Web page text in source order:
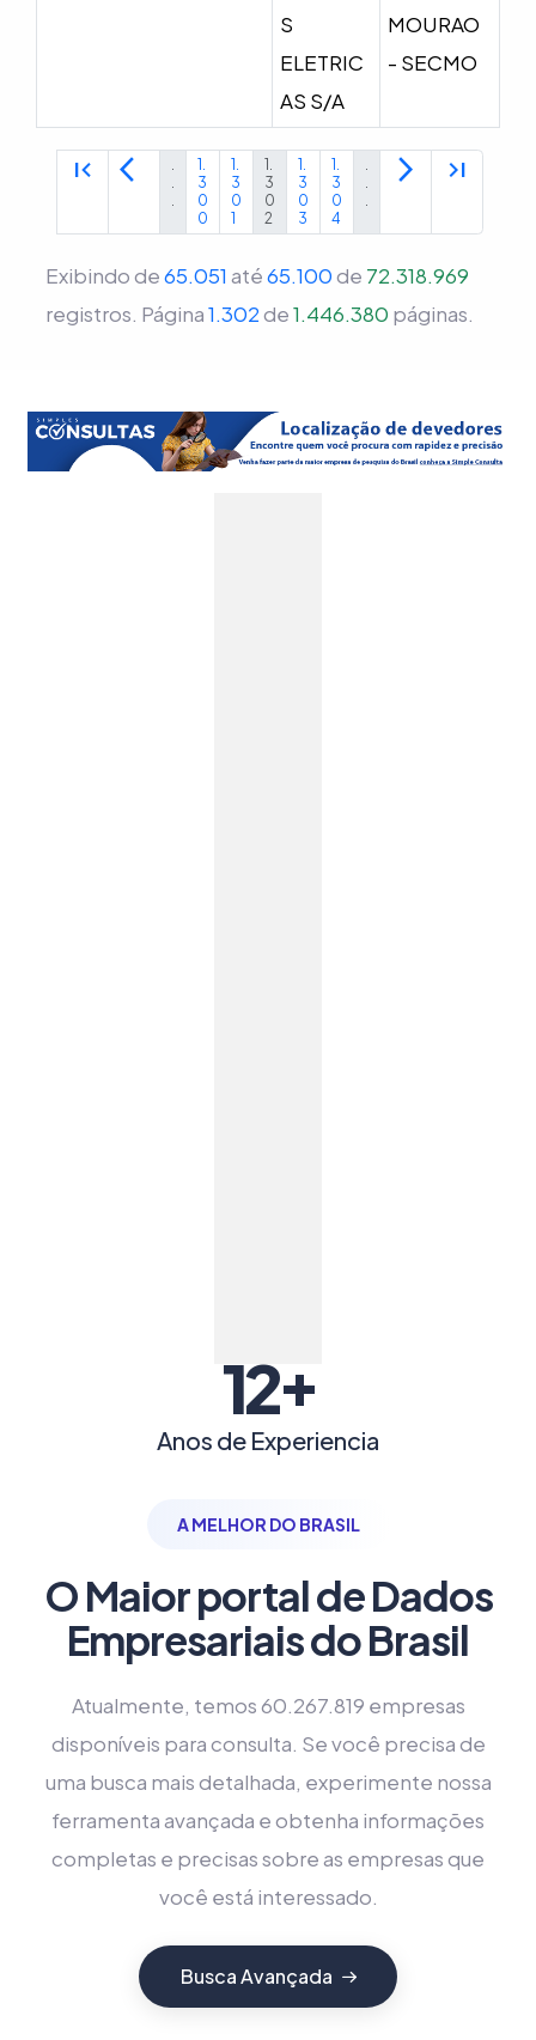
S
ELETRIC
AS S/A
MOURAO
- SECMO
first_page arrow_back_ios
.
.
.
1.
3
0
0
1.
3
0
1
1.
3
0
2
1.
3
0
3
1.
3
0
4
.
.
.
arrow_forward_ios last_page
Exibindo de65.051 até65.100de 72.318.969
registros. Página1.302de1.446.380 páginas.
12+
Anos de Experiencia
A MELHOR DO BRASIL
O Maior portal de Dados
Empresariais do Brasil
Atualmente, temos 60.267.819 empresas
disponíveis para consulta. Se você precisa de
uma busca mais detalhada, experimente nossa
ferramenta avançada e obtenha informações
completas e precisas sobre as empresas que
você está interessado.
Busca Avançada